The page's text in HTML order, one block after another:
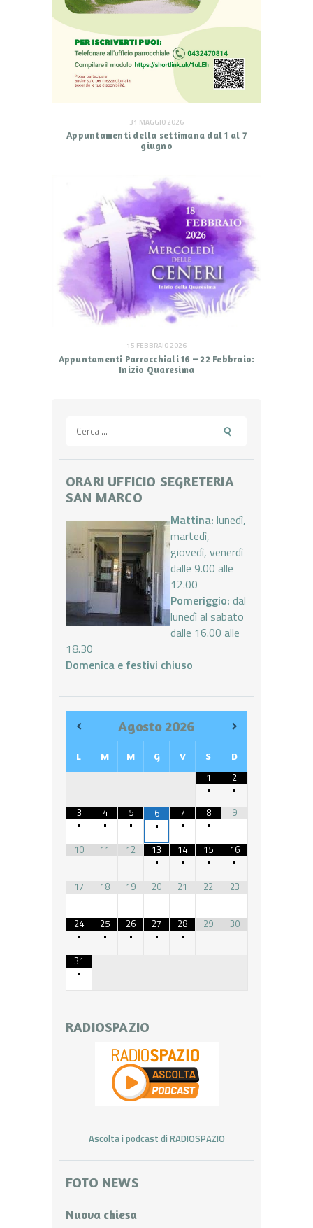
31 MAGGIO 2026
Appuntamenti della settimana dal 1 al 7
giugno
15 FEBBRAIO 2026
Appuntamenti Parrocchiali 16 – 22 Febbraio:
Inizio Quaresima
per:
ORARI UFFICIO SEGRETERIA
SAN MARCO
Mattina: lunedì,
martedì,
giovedì, venerdì
dalle 9.00 alle
12.00
Pomeriggio: dal
lunedì al sabato
dalle 16.00 alle
18.30
Domenica e festivi chiuso
Agosto 2026
L M M G V S D
1
•
2
•
3
•
4
•
5
•
6
•
7
•
8
•
9
10 11 12
13
•
14
•
15
•
16
•
17
18 19 20 21 22 23
24
•
25
•
26
•
27
•
28
•
29 30
31
•
RADIOSPAZIO
Ascolta i podcast di RADIOSPAZIO
FOTO NEWS
Nuova chiesa